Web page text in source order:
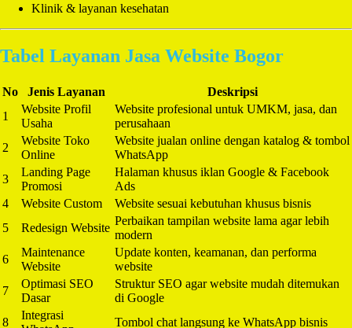
Klinik & layanan kesehatan
Tabel Layanan Jasa Website Bogor
No Jenis Layanan
Deskripsi
1
Website Profil
Usaha
Website profesional untuk UMKM, jasa, dan
perusahaan
2
Website Toko
Online
Website jualan online dengan katalog & tombol
WhatsApp
3
Landing Page
Promosi
Halaman khusus iklan Google & Facebook
Ads
4
Website Custom
Website sesuai kebutuhan khusus bisnis
5
Redesign Website
Perbaikan tampilan website lama agar lebih
modern
6
Maintenance
Website
Update konten, keamanan, dan performa
website
7
Optimasi SEO
Dasar
Struktur SEO agar website mudah ditemukan
di Google
8
Integrasi
Tombol chat langsung ke WhatsApp bisnis